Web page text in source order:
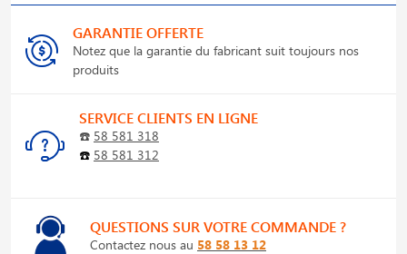
GARANTIE OFFERTE
Notez que la garantie du fabricant suit toujours nos
produits
SERVICE CLIENTS EN LIGNE
☎️ 58 581 318
☎️ 58 581 312
QUESTIONS SUR VOTRE COMMANDE ?
Contactez nous au 58 58 13 12